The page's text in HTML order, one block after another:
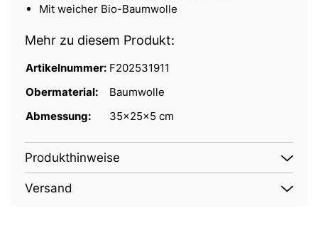
Mit weicher Bio-Baumwolle
Mehr zu diesem Produkt:
Artikelnummer: F202531911
Obermaterial:
Baumwolle
Abmessung:
35x25x5 cm
Produkthinweise
Versand